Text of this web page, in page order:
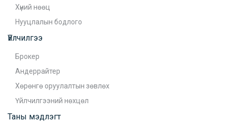
Хүний нөөц
Нууцлалын бодлого
Үйлчилгээ
Брокер
Андеррайтер
Хөрөнгө оруулалтын зөвлөх
Үйлчилгээний нөхцөл
Таны мэдлэгт